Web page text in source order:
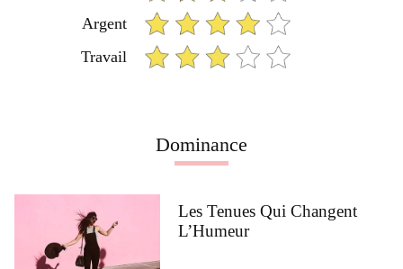
Argent
Travail
Dominance
Les Tenues Qui Changent
L’Humeur